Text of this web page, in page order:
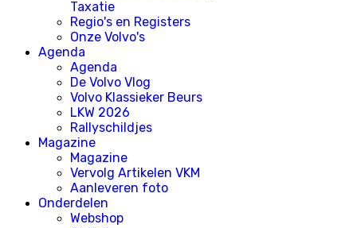
Taxatie
Regio's en Registers
Onze Volvo's
Agenda
Agenda
De Volvo Vlog
Volvo Klassieker Beurs
LKW 2026
Rallyschildjes
Magazine
Magazine
Vervolg Artikelen VKM
Aanleveren foto
Onderdelen
Webshop